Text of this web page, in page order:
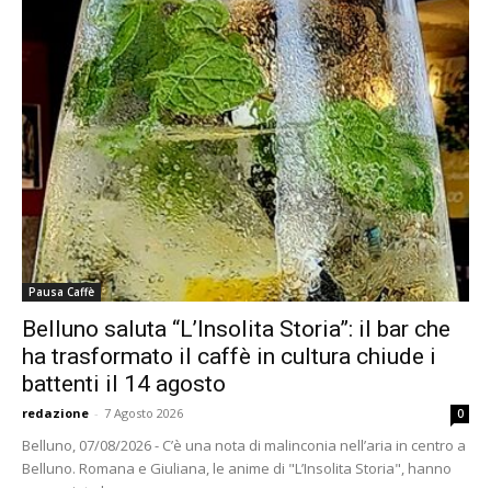
Pausa Caffè
Belluno saluta “L’Insolita Storia”: il bar che
ha trasformato il caffè in cultura chiude i
battenti il 14 agosto
redazione - 7 Agosto 2026 0
Belluno, 07/08/2026 - C’è una nota di malinconia nell’aria in centro a
Belluno. Romana e Giuliana, le anime di "L’Insolita Storia", hanno